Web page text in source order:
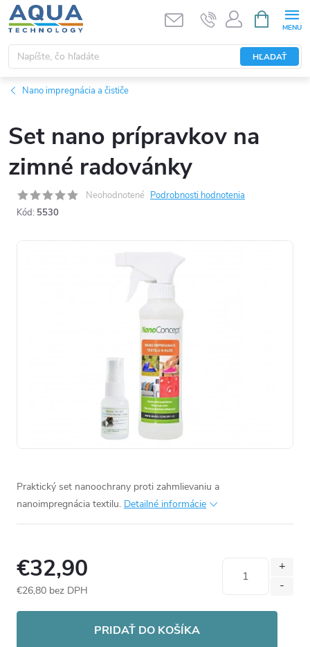
Prejsť
na
obsah
HĽADAŤ
KOŠÍK
Nano impregnácia a čističe
Set nano prípravkov na
zimné radovánky
Neohodnotené Podrobnosti hodnotenia
Kód: 5530
Praktický set nanoochrany proti zahmlievaniu a
nanoimpregnácia textilu. Detailné informácie
€32,90
€26,80 bez DPH
PRIDAŤ DO KOŠÍKA